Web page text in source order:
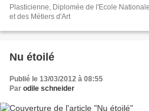
Plasticienne, Diplomée de l'Ecole
et des Métiers d'Art
Nu étoilé
Publié le 13/03/2012 à 08:55
Par odile schneider